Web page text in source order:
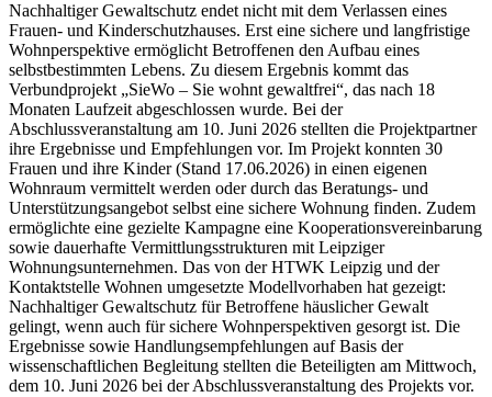
Nachhaltiger Gewaltschutz endet nicht mit dem Verlassen eines
Frauen- und Kinderschutzhauses. Erst eine sichere und langfristige
Wohnperspektive ermöglicht Betroffenen den Aufbau eines
selbstbestimmten Lebens. Zu diesem Ergebnis kommt das
Verbundprojekt „SieWo – Sie wohnt gewaltfrei“, das nach 18
Monaten Laufzeit abgeschlossen wurde. Bei der
Abschlussveranstaltung am 10. Juni 2026 stellten die Projektpartner
ihre Ergebnisse und Empfehlungen vor. Im Projekt konnten 30
Frauen und ihre Kinder (Stand 17.06.2026) in einen eigenen
Wohnraum vermittelt werden oder durch das Beratungs- und
Unterstützungsangebot selbst eine sichere Wohnung finden. Zudem
ermöglichte eine gezielte Kampagne eine Kooperationsvereinbarung
sowie dauerhafte Vermittlungsstrukturen mit Leipziger
Wohnungsunternehmen. Das von der HTWK Leipzig und der
Kontaktstelle Wohnen umgesetzte Modellvorhaben hat gezeigt:
Nachhaltiger Gewaltschutz für Betroffene häuslicher Gewalt
gelingt, wenn auch für sichere Wohnperspektiven gesorgt ist. Die
Ergebnisse sowie Handlungsempfehlungen auf Basis der
wissenschaftlichen Begleitung stellten die Beteiligten am Mittwoch,
dem 10. Juni 2026 bei der Abschlussveranstaltung des Projekts vor.